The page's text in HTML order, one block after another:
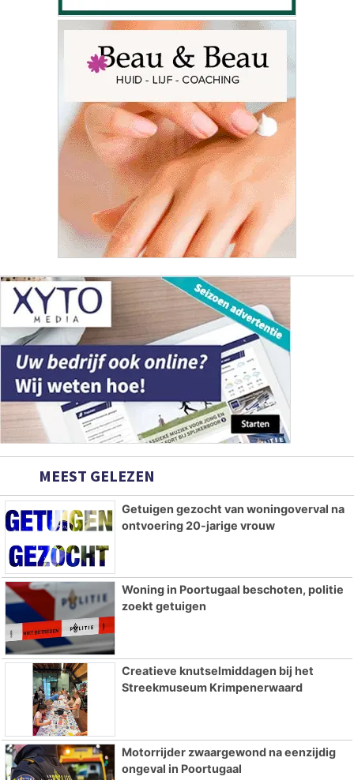
MEEST GELEZEN
Getuigen gezocht van woningoverval na
ontvoering 20-jarige vrouw
Woning in Poortugaal beschoten, politie
zoekt getuigen
Creatieve knutselmiddagen bij het
Streekmuseum Krimpenerwaard
Motorrijder zwaargewond na eenzijdig
ongeval in Poortugaal